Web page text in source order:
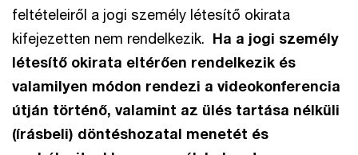
feltételeiről a jogi személy létesítő okirata
kifejezetten nem rendelkezik. Ha a jogi személy
létesítő okirata eltérően rendelkezik és
valamilyen módon rendezi a videokonferencia
útján történő, valamint az ülés tartása nélküli
(írásbeli) döntéshozatal menetét és